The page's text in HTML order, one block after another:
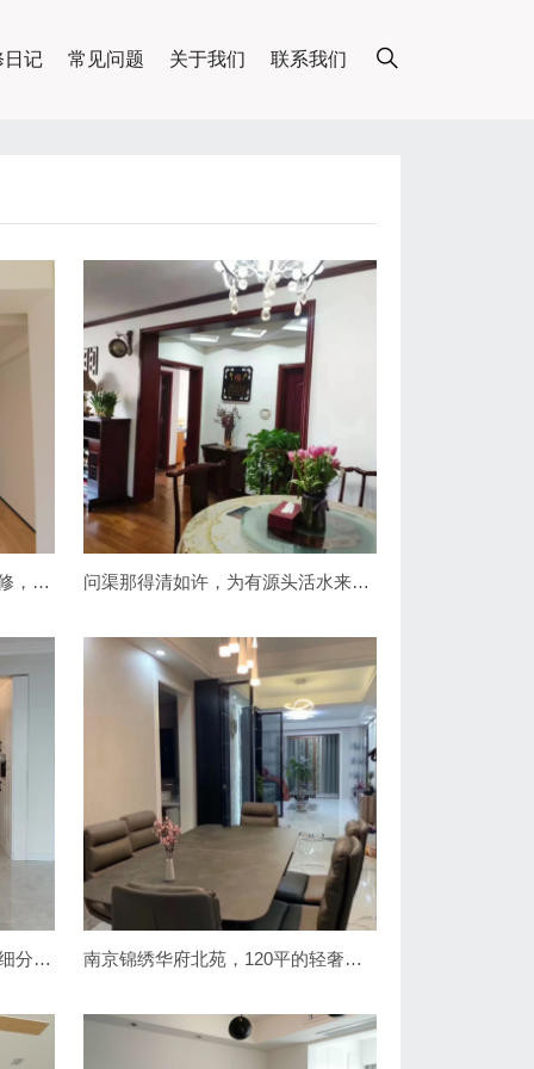
日记 常见问题 关于我们 联系我们
南京弘阳时光里75平小户型装修，简约实用为主 问渠那得清如许，为有源头活水来—记南京江水平装修队
南京90新家装修，花费15万精细分配预算！简约清新北欧风 南京锦绣华府北苑，120平的轻奢主义风，室内装修毕业照